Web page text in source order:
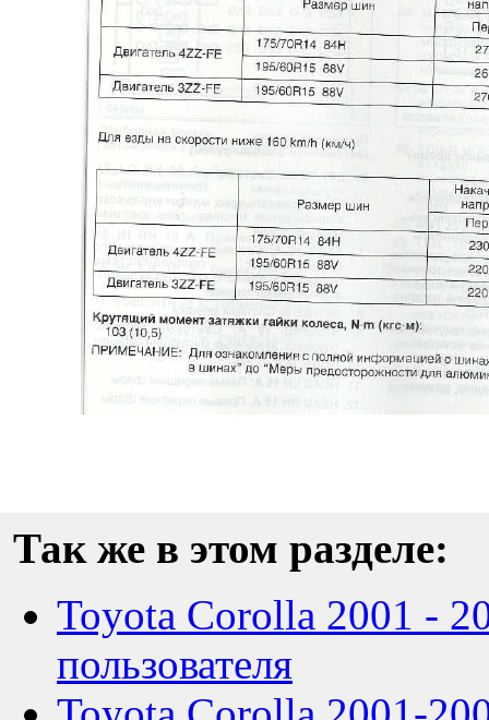
Так же в этом разделе:
Toyota Corolla 2001 -
пользователя